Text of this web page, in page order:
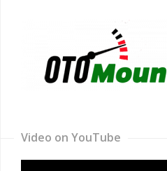
Video on YouTube